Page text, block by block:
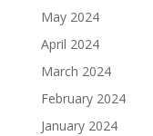
May 2024
April 2024
March 2024
February 2024
January 2024